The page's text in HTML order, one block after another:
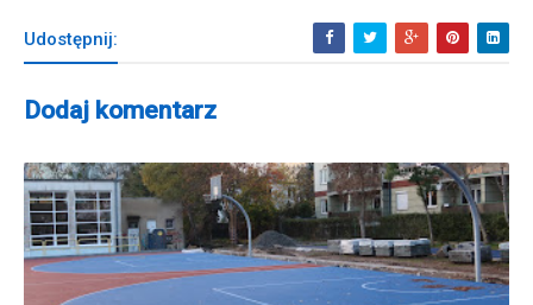
Udostępnij:
Dodaj komentarz